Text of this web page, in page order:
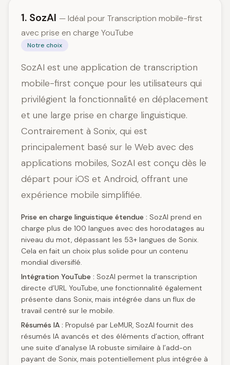
1. SozAI — Idéal pour Transcription mobile-first
avec prise en charge YouTube
Notre choix
SozAI est une application de transcription
mobile-first conçue pour les utilisateurs qui
privilégient la fonctionnalité en déplacement
et une large prise en charge linguistique.
Contrairement à Sonix, qui est
principalement basé sur le Web avec des
applications mobiles, SozAI est conçu dès le
départ pour iOS et Android, offrant une
expérience mobile simplifiée.
Prise en charge linguistique étendue : SozAI prend en
charge plus de 100 langues avec des horodatages au
niveau du mot, dépassant les 53+ langues de Sonix.
Cela en fait un choix plus solide pour un contenu
mondial diversifié.
Intégration YouTube : SozAI permet la transcription
directe d’URL YouTube, une fonctionnalité également
présente dans Sonix, mais intégrée dans un flux de
travail centré sur le mobile.
Résumés IA : Propulsé par LeMUR, SozAI fournit des
résumés IA avancés et des éléments d’action, offrant
une suite d’analyse IA robuste similaire à l’add-on
payant de Sonix, mais potentiellement plus intégrée à